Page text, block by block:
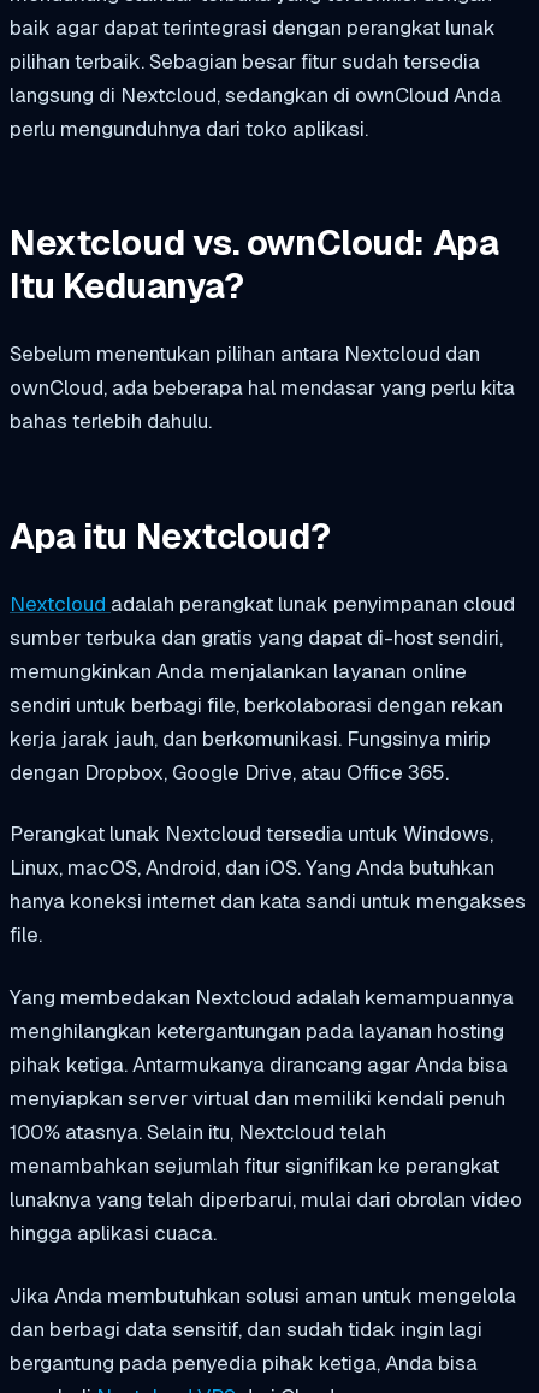
baik agar dapat terintegrasi dengan perangkat lunak
pilihan terbaik. Sebagian besar fitur sudah tersedia
langsung di Nextcloud, sedangkan di ownCloud Anda
perlu mengunduhnya dari toko aplikasi.
Nextcloud vs. ownCloud: Apa
Itu Keduanya?
Sebelum menentukan pilihan antara Nextcloud dan
ownCloud, ada beberapa hal mendasar yang perlu kita
bahas terlebih dahulu.
Apa itu Nextcloud?
Nextcloud adalah perangkat lunak penyimpanan cloud
sumber terbuka dan gratis yang dapat di-host sendiri,
memungkinkan Anda menjalankan layanan online
sendiri untuk berbagi file, berkolaborasi dengan rekan
kerja jarak jauh, dan berkomunikasi. Fungsinya mirip
dengan Dropbox, Google Drive, atau Office 365.
Perangkat lunak Nextcloud tersedia untuk Windows,
Linux, macOS, Android, dan iOS. Yang Anda butuhkan
hanya koneksi internet dan kata sandi untuk mengakses
file.
Yang membedakan Nextcloud adalah kemampuannya
menghilangkan ketergantungan pada layanan hosting
pihak ketiga. Antarmukanya dirancang agar Anda bisa
menyiapkan server virtual dan memiliki kendali penuh
100% atasnya. Selain itu, Nextcloud telah
menambahkan sejumlah fitur signifikan ke perangkat
lunaknya yang telah diperbarui, mulai dari obrolan video
hingga aplikasi cuaca.
Jika Anda membutuhkan solusi aman untuk mengelola
dan berbagi data sensitif, dan sudah tidak ingin lagi
bergantung pada penyedia pihak ketiga, Anda bisa